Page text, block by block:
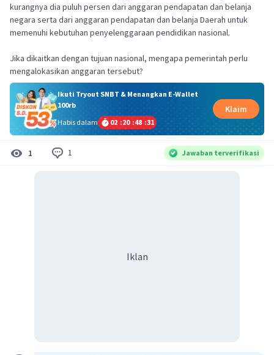
kurangnya dia puluh persen dari anggaran pendapatan dan belanja
negara serta dari anggaran pendapatan dan belanja Daerah untuk
memenuhi kebutuhan penyelenggaraan pendidikan nasional.
Jika dikaitkan dengan tujuan nasional, mengapa pemerintah perlu
mengalokasikan anggaran tersebut?
Ikuti Tryout SNBT & Menangkan E-Wallet
100rb
Habis dalam
02 :20 :48 :31
Klaim
1 1 Jawaban terverifikasi
Iklan